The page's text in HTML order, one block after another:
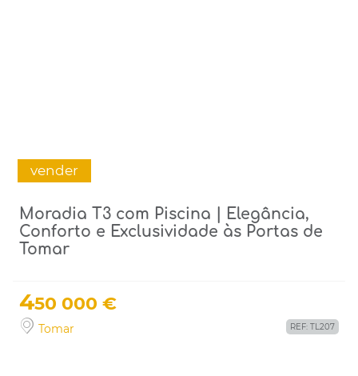
vender
Moradia T3 com Piscina | Elegância,
Conforto e Exclusividade às Portas de
Tomar
450 000 €
Tomar REF: TL207